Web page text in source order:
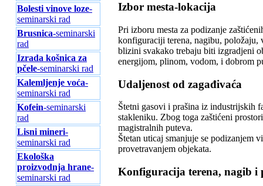
Bolesti vinove loze-
seminarski rad
Brusnica-seminarski
rad
Izrada košnica za
pčele-seminarski rad
Kalemljenje voća-
seminarski rad
Kofein-seminarski
rad
Lisni mineri-
seminarski rad
Ekološka
proizvodnja hrane-
seminarski rad
Izbor mesta-lokacija
Pri izboru mesta za podizanje
konfiguraciji terena, nagibu, položaju,
blizini svakako trebaju biti izgradjeni
energijom, plinom, vodom, i dobrom
Udaljenost od zagađivaća
Štetni gasovi i prašina iz industrijskih
stakleniku. Zbog toga zaštićeni
magistralnih puteva.
Štetan uticaj smanjuje se podizanjem
provetravanjem objekata.
Konfiguracija terena, nagib i